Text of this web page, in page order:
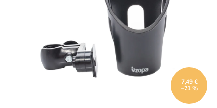
7,49 €
–21 %